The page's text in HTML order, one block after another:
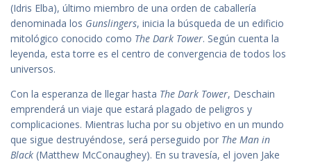
(Idris Elba), último miembro de una orden de caballería
denominada los Gunslingers, inicia la búsqueda de un edificio
mitológico conocido como The Dark Tower. Según cuenta la
leyenda, esta torre es el centro de convergencia de todos los
universos.
Con la esperanza de llegar hasta The Dark Tower, Deschain
emprenderá un viaje que estará plagado de peligros y
complicaciones. Mientras lucha por su objetivo en un mundo
que sigue destruyéndose, será perseguido por The Man in
Black (Matthew McConaughey). En su travesía, el joven Jake